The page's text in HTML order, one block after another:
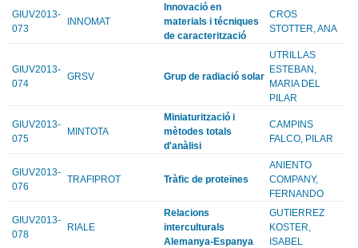
GIUV2013-
073
INNOMAT
Innovació en
materials i técniques
de caracterització
CROS
STOTTER, ANA
GIUV2013-
074
GRSV Grup de radiació solar
UTRILLAS
ESTEBAN,
MARIA DEL
PILAR
GIUV2013-
075
MINTOTA
Miniaturització i
mètodes totals
d'anàlisi
CAMPINS
FALCO, PILAR
GIUV2013-
076
TRAFIPROT Tràfic de proteïnes
ANIENTO
COMPANY,
FERNANDO
GIUV2013-
078
RIALE
Relacions
interculturals
Alemanya-Espanya
GUTIERREZ
KOSTER,
ISABEL